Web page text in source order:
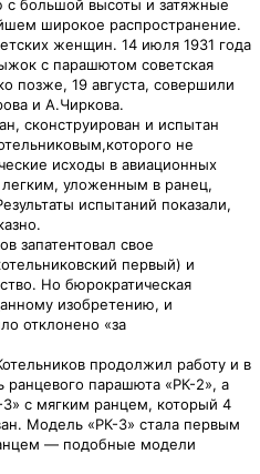
с большой высоты и затяжные
широкое распространение.
женщин. 14 июля 1931 года
с парашютом советская
позже, 19 августа, совершили
и А.Чиркова.
сконструирован и испытан
не
исходы в авиационных
уложенным в ранец,
испытаний показали,
запатентовал свое
первый) и
Но бюрократическая
изобретению, и
отклонено «за
продолжил работу и в
ранцевого парашюта «РК-2», а
с мягким ранцем, который 4
Модель «РК-3» стала первым
— подобные модели